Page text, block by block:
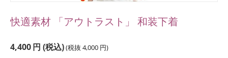
快適素材 「アウトラスト」 和装下着
4,400円 (税込)(税抜 4,000 円)